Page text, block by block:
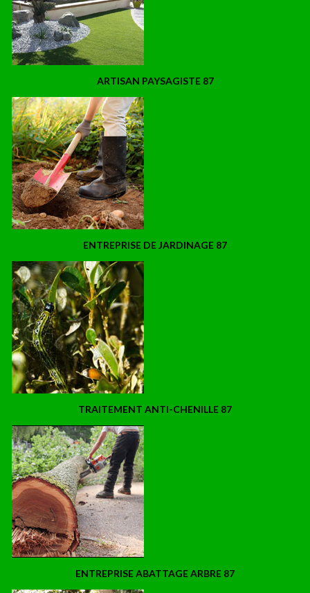
ARTISAN PAYSAGISTE 87
ENTREPRISE DE JARDINAGE 87
TRAITEMENT ANTI-CHENILLE 87
ENTREPRISE ABATTAGE ARBRE 87